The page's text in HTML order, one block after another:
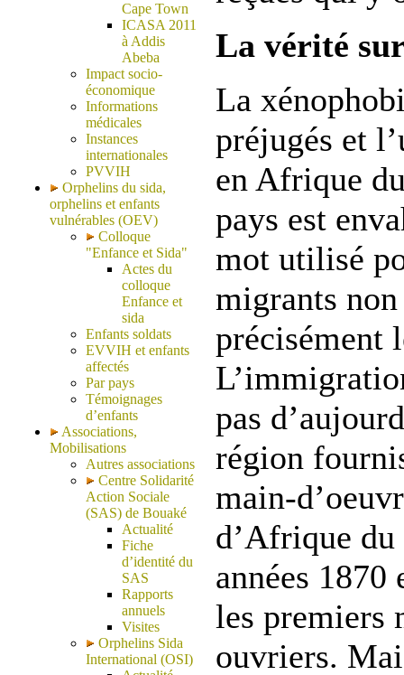
Cape Town
ICASA 2011
à Addis
Abeba
Impact socio-
économique
Informations
médicales
Instances
internationales
PVVIH
Orphelins du sida,
orphelins et enfants
vulnérables (OEV)
Colloque
"Enfance et Sida"
Actes du
colloque
Enfance et
sida
Enfants soldats
EVVIH et enfants
affectés
Par pays
Témoignages
d’enfants
Associations,
Mobilisations
Autres associations
Centre Solidarité
Action Sociale
(SAS) de Bouaké
Actualité
Fiche
d’identité du
SAS
Rapports
annuels
Visites
Orphelins Sida
International (OSI)
La vérité
La
préjugés et
en Afrique
pays est
mot utilisé
migrants
précisément
pas
région
main-
d’Afrique du
années 1870
les premiers
ouvriers.